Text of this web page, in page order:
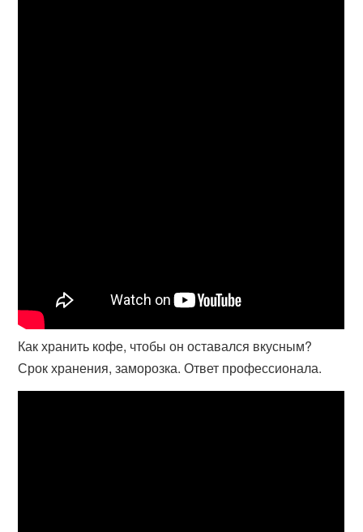
Как хранить кофе, чтобы он оставался вкусным?
Срок хранения, заморозка. Ответ профессионала.